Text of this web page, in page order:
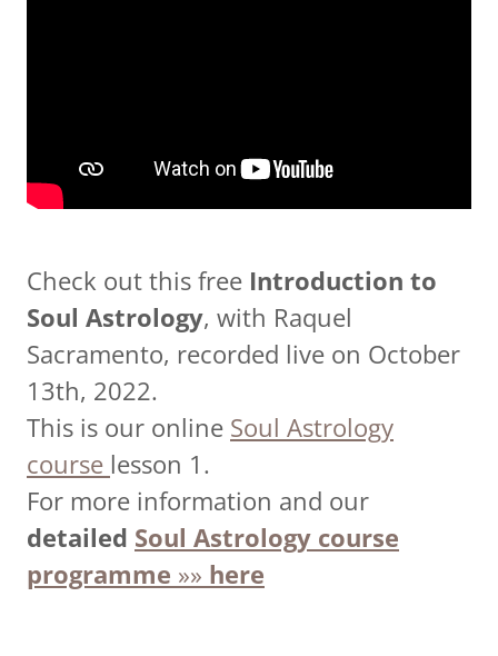
Check out this free Introduction to
Soul Astrology, with Raquel
Sacramento, recorded live on October
13th, 2022.
This is our online Soul Astrology
course lesson 1.
For more information and our
detailed Soul Astrology course
programme »» here